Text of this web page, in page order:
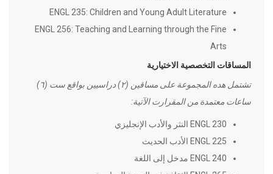
ENGL 235: Children and Young Adult Literature
ENGL 256: Teaching and Learning through the Fine
Arts
المساقات التخصصية الاختيارية
تشتمل هده المجموعة على مساقين (٢) دراسيين بواقع ست (٦)
ساعات معتمدة من المقرارت الآتية:
ENGL 230 النثر والأدب الإنجليزي
ENGL 225 الأدب الحديث
ENGL 240 مدخل إلى اللغة